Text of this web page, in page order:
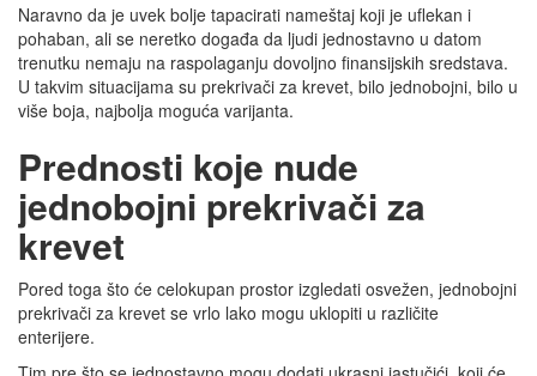
Naravno da je uvek bolje tapacirati nameštaj koji je uflekan i
pohaban, ali se neretko događa da ljudi jednostavno u datom
trenutku nemaju na raspolaganju dovoljno finansijskih sredstava.
U takvim situacijama su prekrivači za krevet, bilo jednobojni, bilo u
više boja, najbolja moguća varijanta.
Prednosti koje nude
jednobojni prekrivači za
krevet
Pored toga što će celokupan prostor izgledati osvežen, jednobojni
prekrivači za krevet se vrlo lako mogu uklopiti u različite
enterijere.